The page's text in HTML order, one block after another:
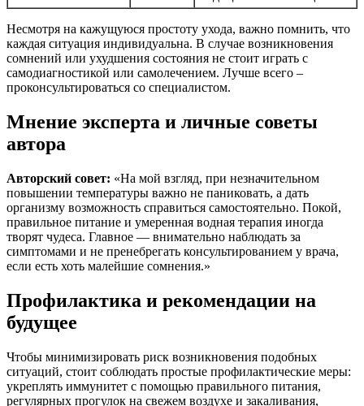
Несмотря на кажущуюся простоту ухода, важно помнить, что
каждая ситуация индивидуальна. В случае возникновения
сомнений или ухудшения состояния не стоит играть с
самодиагностикой или самолечением. Лучше всего –
проконсультироваться со специалистом.
Мнение эксперта и личные советы
автора
Авторский совет: «На мой взгляд, при незначительном
повышении температуры важно не паниковать, а дать
организму возможность справиться самостоятельно. Покой,
правильное питание и умеренная водная терапия иногда
творят чудеса. Главное — внимательно наблюдать за
симптомами и не пренебрегать консультированием у врача,
если есть хоть малейшие сомнения.»
Профилактика и рекомендации на
будущее
Чтобы минимизировать риск возникновения подобных
ситуаций, стоит соблюдать простые профилактические меры:
укреплять иммунитет с помощью правильного питания,
регулярных прогулок на свежем воздухе и закаливания,